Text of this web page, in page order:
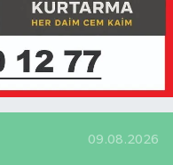
09.08.2026